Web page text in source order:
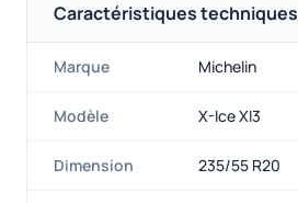
Caractéristiques techniques
Marque Michelin
Modèle X-Ice XI3
Dimension 235/55 R20